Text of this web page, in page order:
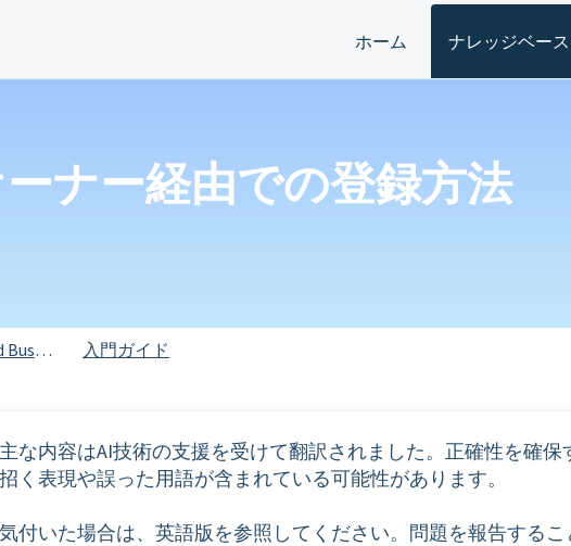
ホーム ナレッジベース
ナー経由での登録方法
入門ガイド
な内容はAI技術の支援を受けて翻訳されました。正確性を確保
く表現や誤った用語が含まれている可能性があります。
付いた場合は、英語版を参照してください。問題を報告するこ